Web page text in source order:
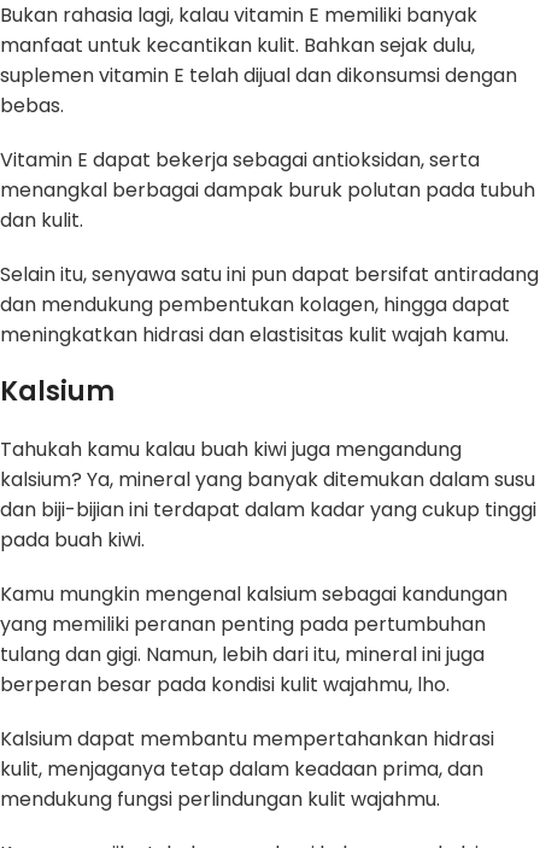
Bukan rahasia lagi, kalau vitamin E memiliki banyak
manfaat untuk kecantikan kulit. Bahkan sejak dulu,
suplemen vitamin E telah dijual dan dikonsumsi dengan
bebas.
Vitamin E dapat bekerja sebagai antioksidan, serta
menangkal berbagai dampak buruk polutan pada tubuh
dan kulit.
Selain itu, senyawa satu ini pun dapat bersifat antiradang
dan mendukung pembentukan kolagen, hingga dapat
meningkatkan hidrasi dan elastisitas kulit wajah kamu.
Kalsium
Tahukah kamu kalau buah kiwi juga mengandung
kalsium? Ya, mineral yang banyak ditemukan dalam susu
dan biji-bijian ini terdapat dalam kadar yang cukup tinggi
pada buah kiwi.
Kamu mungkin mengenal kalsium sebagai kandungan
yang memiliki peranan penting pada pertumbuhan
tulang dan gigi. Namun, lebih dari itu, mineral ini juga
berperan besar pada kondisi kulit wajahmu, lho.
Kalsium dapat membantu mempertahankan hidrasi
kulit, menjaganya tetap dalam keadaan prima, dan
mendukung fungsi perlindungan kulit wajahmu.